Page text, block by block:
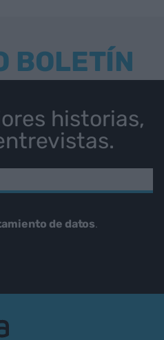
BOLETÍN
historias,
de datos.